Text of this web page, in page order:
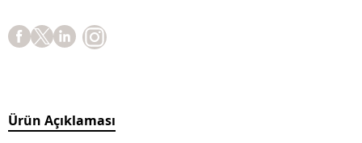
Ürün Açıklaması